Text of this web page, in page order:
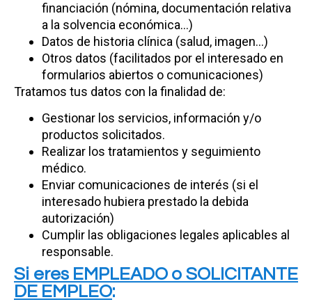
financiación (nómina, documentación relativa
a la solvencia económica…)
Datos de historia clínica (salud, imagen…)
Otros datos (facilitados por el interesado en
formularios abiertos o comunicaciones)
Tratamos tus datos con la finalidad de:
Gestionar los servicios, información y/o
productos solicitados.
Realizar los tratamientos y seguimiento
médico.
Enviar comunicaciones de interés (si el
interesado hubiera prestado la debida
autorización)
Cumplir las obligaciones legales aplicables al
responsable.
Si eres EMPLEADO o SOLICITANTE
DE EMPLEO: